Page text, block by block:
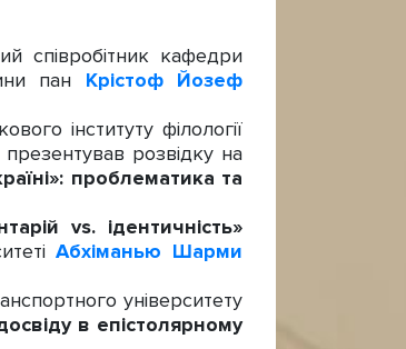
співробітник кафедри
пан Крістоф Йозеф
інституту філології
презентував розвідку на
проблематика та
vs. ідентичність»
Абхіманью Шарми
університету
в епістолярному